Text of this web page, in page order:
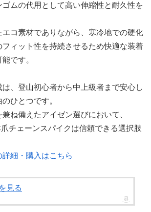
ムの代用として高い伸縮性と耐久性を
コ素材でありながら、寒冷地での硬化
フィット性を持続させるため快適な装着
です。
は、登山初心者から中上級者まで安心し
ひとつです。
ね備えたアイゼン選びにおいて、
チェーンスパイクは信頼できる選択肢
細・購入はこちら
見る